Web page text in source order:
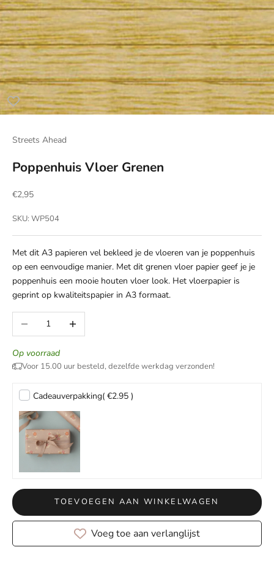
Streets Ahead
Poppenhuis Vloer Grenen
Aanbiedingsprijs
€2,95
SKU: WP504
Met dit A3 papieren vel bekleed je de vloeren van je poppenhuis
op een eenvoudige manier. Met dit grenen vloer papier geef je je
poppenhuis een mooie houten vloer look. Het vloerpapier is
geprint op kwaliteitspapier in A3 formaat.
Aantal verlagenAantal verhogen
Op voorraad
Voor 15.00 uur besteld, dezelfde werkdag verzonden!
Cadeauverpakking( €2.95 )
TOEVOEGEN AAN WINKELWAGEN
Voeg toe aan verlanglijst